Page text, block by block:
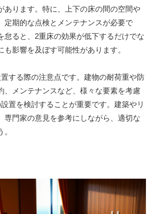
あります。特に、上下の床の間の空間や
定期的な点検とメンテナンスが必要で
怠ると、2重床の効果が低下するだけでな
も影響を及ぼす可能性があります。
する際の注意点です。建物の耐荷重や防
、メンテナンスなど、様々な要素を考慮
置を検討することが重要です。建築やリ
専門家の意見を参考にしながら、適切な